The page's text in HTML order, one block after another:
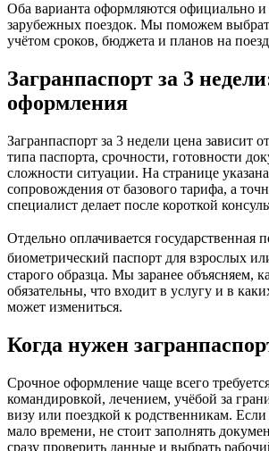
Оба варианта оформляются официально
зарубежных поездок. Мы поможем
учётом сроков, бюджета и планов на
Загранпаспорт за 3
оформления
Загранпаспорт за 3 недели цена зависит
типа паспорта, срочности, готовности
сложности ситуации. На странице
сопровождения от базового тарифа, а
специалист делает после короткой
Отдельно оплачивается государственная
биометрический паспорт для взрослых
старого образца. Мы заранее объясняем,
обязательны, что входит в услугу и в
может измениться.
Когда нужен
Срочное оформление чаще всего
командировкой, лечением, учёбой за
визу или поездкой к родственникам. Если
мало времени, не стоит заполнять
сразу проверить данные и выбрать